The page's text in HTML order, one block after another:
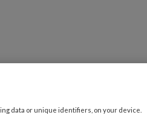
data or unique identifiers, on your device.